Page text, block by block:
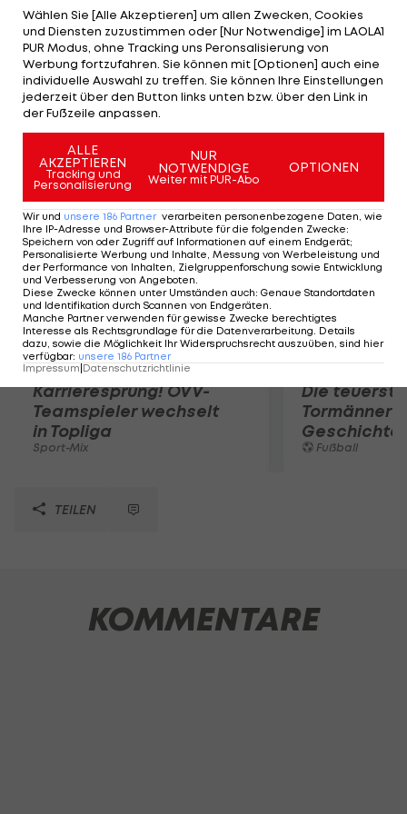
geschwenkt. Brasiliens Sportler waren mit
demselben Flug heimgekehrt. Am Dienstag wurde
die Fahne zur offiziellen Empfangsfeier in
Brasiliens administrative Hauptstadt Brasilia
gebracht. Für diese Feier war auch
Staatspräsidentin Dilma Rousseff angesagt.
Mehr zum Thema
Karrieresprung! ÖVV-
Teamspieler wechselt
in Topliga
Sport-Mix
Die
Tormänner
Geschichte
Fußball
TEILEN
KOMMENTARE
Wählen Sie [Alle Akzeptieren] um allen Zwecken, Cookies
und Diensten zuzustimmen oder [Nur Notwendige] im LAOLA1
PUR Modus, ohne Tracking uns Peronsalisierung von
Werbung fortzufahren. Sie können mit [Optionen] auch eine
individuelle Auswahl zu treffen. Sie können Ihre Einstellungen
jederzeit über den Button links unten bzw. über den Link in
der Fußzeile anpassen.
ALLE
AKZEPTIEREN
Tracking und
Personalisierung
NUR
NOTWENDIGE
Weiter mit PUR-Abo
OPTIONEN
Wir und unsere 186 Partner verarbeiten personenbezogene Daten, wie
Ihre IP-Adresse und Browser-Attribute für die folgenden Zwecke:
Speichern von oder Zugriff auf Informationen auf einem Endgerät;
Personalisierte Werbung und Inhalte, Messung von Werbeleistung und
der Performance von Inhalten, Zielgruppenforschung sowie Entwicklung
und Verbesserung von Angeboten.
Diese Zwecke können unter Umständen auch: Genaue Standortdaten
und Identifikation durch Scannen von Endgeräten.
Manche Partner verwenden für gewisse Zwecke berechtigtes
Interesse als Rechtsgrundlage für die Datenverarbeitung. Details
dazu, sowie die Möglichkeit Ihr Widerspruchsrecht auszuüben, sind hier
verfügbar: unsere 186 Partner
Impressum Datenschutzrichtlinie